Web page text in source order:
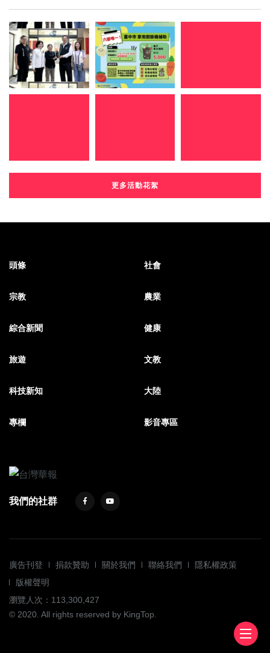
更多活動花絮
頭條 社會
宗教 農業
綜合新聞 健康
旅遊 文教
科技新知 大陸
專欄 影音專區
我們的社群
廣告刊登 捐款贊助 關於我們 聯絡我們
隱私權政策
版權聲明
瀏覽人次：113,300,427
© 2020. All rights reserved by KingTop.